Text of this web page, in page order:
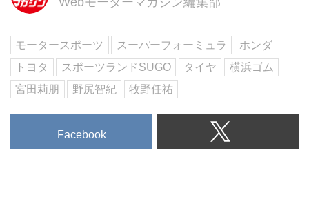
モータースポーツ スーパーフォーミュラ
ホンダ
トヨタ
スポーツランドSUGO タイヤ
横浜ゴム
宮田莉朋
野尻智紀 牧野任祐
Facebook